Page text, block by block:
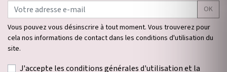
OK
Vous pouvez vous désinscrire à tout moment. Vous trouverez pour
cela nos informations de contact dans les conditions d'utilisation du
site.
J'accepte les conditions générales d'utilisation et la